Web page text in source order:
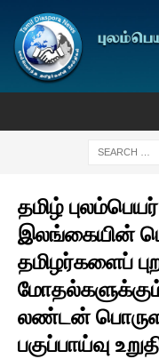
தமிழ்
இலங்கையின்
தமிழர்களைப்
லண்டன்
பகுப்பாய்வு